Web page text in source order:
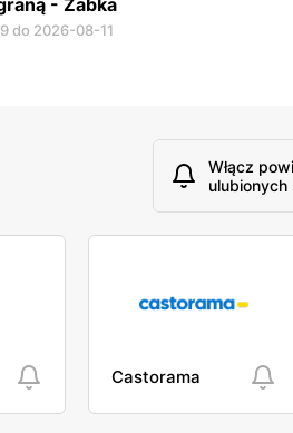
do 2026-08-11
Włącz
Castorama